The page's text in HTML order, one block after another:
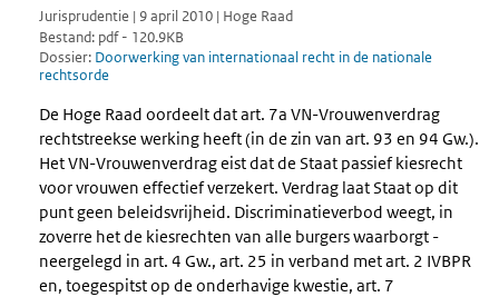
Jurisprudentie | 9 april 2010 | Hoge Raad
Bestand: pdf - 120.9KB
Dossier: Doorwerking van internationaal recht in de nationale
rechtsorde
De Hoge Raad oordeelt dat art. 7a VN-Vrouwenverdrag
rechtstreekse werking heeft (in de zin van art. 93 en 94 Gw.).
Het VN-Vrouwenverdrag eist dat de Staat passief kiesrecht
voor vrouwen effectief verzekert. Verdrag laat Staat op dit
punt geen beleidsvrijheid. Discriminatieverbod weegt, in
zoverre het de kiesrechten van alle burgers waarborgt -
neergelegd in art. 4 Gw., art. 25 in verband met art. 2 IVBPR
en, toegespitst op de onderhavige kwestie, art. 7